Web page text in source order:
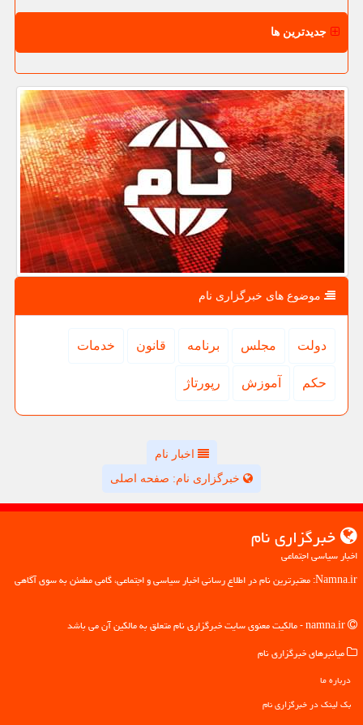
جدیدترین ها
موضوع های خبرگزاری نام
دولت مجلس برنامه قانون خدمات
حكم آموزش رپورتاژ
اخبار نام
خبرگزاری نام: صفحه اصلی
خبرگزاری نام
اخبار سیاسی اجتماعی
Namna.ir: معتبرترین نام در اطلاع رسانی اخبار سیاسی و اجتماعی، گامی مطمئن به سوی آگاهی
میانبرهای خبرگزاری نام
درباره ما
بک لینک در خبرگزاری نام